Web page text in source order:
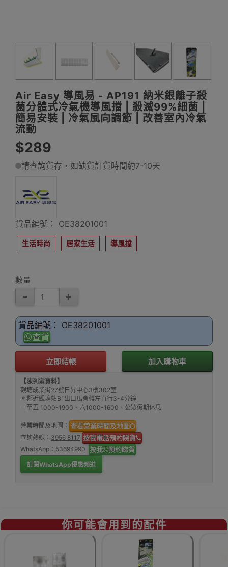
Air Easy 導風易 - AP191 納米銀離子殺
菌分體式冷氣機導風擋 | 殺滅99%細菌 |
簡易安裝 | 冷氣風向調節 | 改善室內冷氣
流動
$289
請查詢貨存，如缺貨訂貨時間約7-10天
貨品編號： OE38201001
生活時尚 居家生活 導風擋
數量
貨品編號： OE38201001
查貨
立即結帳 加入購物車
【陳列室資料】
觀塘成業街27號日昇中心3樓302室
＊鄰近觀塘站B1出口馬會轉左直行3-4分鐘
一至五 1000-1900、六1000-1600、公眾假期休息
營業時間及地圖： 查看營業時間及地圖
查詢熱線： 3956 8117 按我電話預約睇貨
WhatsApp： 53694990 按我 預約睇貨
訂閱WhatsApp優惠頻道
你可能會用到的配件